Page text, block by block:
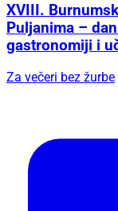
XVIII.
Puljanima –
gastronomiji i
Za večeri bez žurbe